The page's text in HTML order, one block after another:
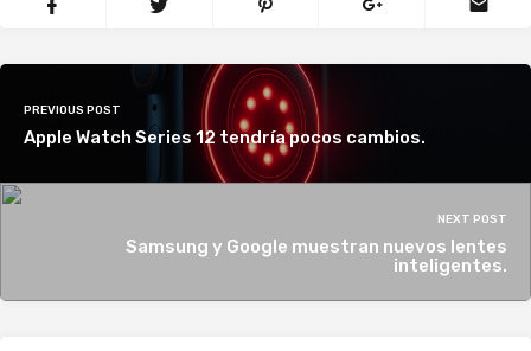
PREVIOUS POST
Apple Watch Series 12 tendría pocos cambios.
NEXT POST
Samsung y Google muestran nuevos lentes
inteligentes.